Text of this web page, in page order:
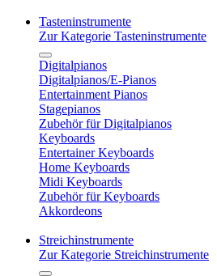
Tasteninstrumente
Zur Kategorie Tasteninstrumente
Digitalpianos
Digitalpianos/E-Pianos
Entertainment Pianos
Stagepianos
Zubehör für Digitalpianos
Keyboards
Entertainer Keyboards
Home Keyboards
Midi Keyboards
Zubehör für Keyboards
Akkordeons
Streichinstrumente
Zur Kategorie Streichinstrumente